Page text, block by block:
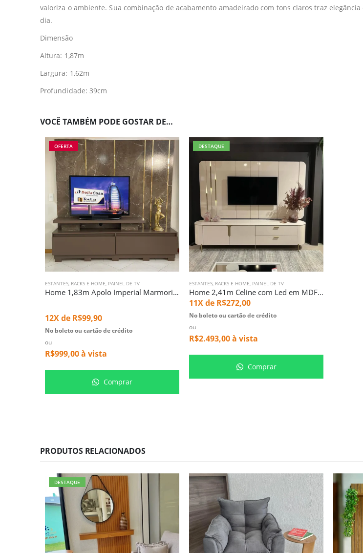
valoriza o ambiente. Sua combinação de acabamento amadeirado com tons claros traz
dia.
Dimensão
Altura: 1,87m
Largura: 1,62m
Profundidade: 39cm
VOCÊ TAMBÉM PODE GOSTAR DE…
OFERTA
ESTANTES, RACKS E HOME PAINEL DE TV
Home 1,83m Apolo Imperial Marmorizado (5379)
12X de R$99,90
No boleto ou cartão de crédito
ou
R$999,00à vista
Comprar
DESTAQUE
ESTANTES, RACKS E HOME PAINEL DE TV
Home 2,41m Celine com Led em MDF Off White (4681)
11X de R$272,00
No boleto ou cartão de crédito
ou
R$2.493,00à vista
Comprar
PRODUTOS RELACIONADOS
DESTAQUE